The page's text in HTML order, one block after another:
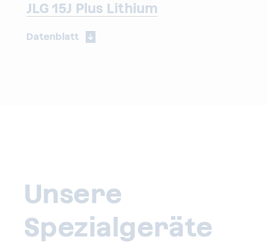
JLG 15J Plus Lithium
Datenblatt
Unsere
Spezialgeräte